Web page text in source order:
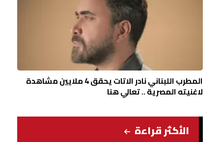
المطرب اللبناني نادر الاتات يحقق 4 ملايين مشاهدة
لاغنيته المصرية .. تعالي هنا
الأكثر قراءة